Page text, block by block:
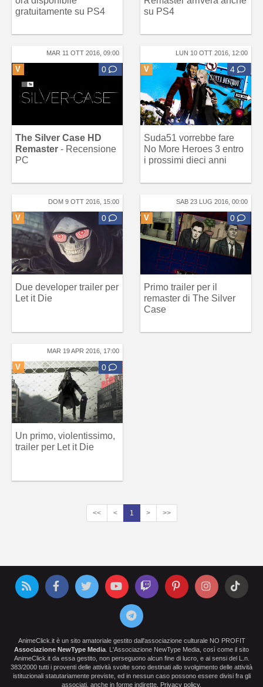
gratuitamente su PS4
su PS4
MAR 11 OTT 2016, 09:00
V 0
The Silver Case HD
Remaster - Recensione
PC
LUN 10 OTT 2016, 12:00
V 4
Suda51 vorrebbe fare
No More Heroes 3 entro
i prossimi dieci anni
DOM 9 OTT 2016, 15:00
V 0
Due developer trailer per
Let it Die
SAB 23 LUG 2016, 00:00
V 0
Primo trailer per il
remaster di The Silver
Case
MAR 19 APR 2016, 17:00
V 0
Un primo, violentissimo,
trailer per Let it Die
<< < 1 > >>
AnimeClick.it è un sito amatoriale gestito dall'associazione culturale NO PROFIT
Associazione NewType Media . L'Associazione NewType Media, così come il sito
AnimeClick.it da essa gestito, non perseguono alcun fine di lucro, e ai sensi del L.n.
383/2000 tutti i proventi delle attività svolte sono destinati allo svolgimento delle attività
istituzionali statutariamente previste, ed in nessun caso possono essere divisi fra gli
associati, anche in forme indirette. Privacy policy.